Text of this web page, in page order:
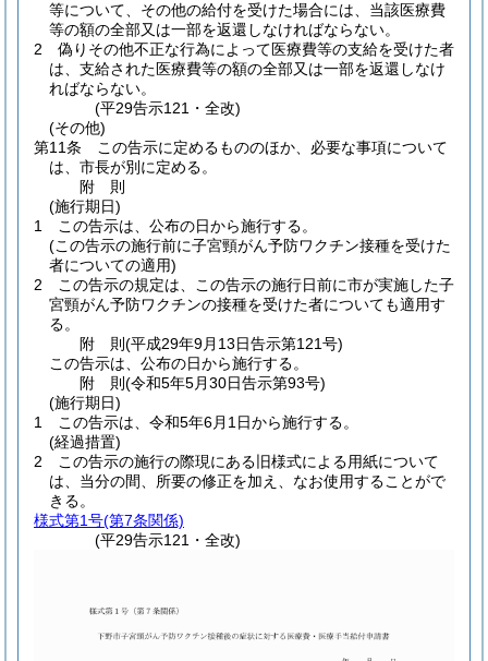
等について、その他の給付を受けた場合には、当該医療費
等の額の全部又は一部を返還しなければならない。
2
偽りその他不正な行為によって医療費等の支給を受けた者
は、支給された医療費等の額の全部又は一部を返還しなけ
ればならない。
(平29告示121・全改)
(その他)
第11条
この告示に定めるもののほか、必要な事項について
は、市長が別に定める。
附 則
(施行期日)
1
この告示は、公布の日から施行する。
(この告示の施行前に子宮頸がん予防ワクチン接種を受けた
者についての適用)
2
この告示の規定は、この告示の施行日前に市が実施した子
宮頸がん予防ワクチンの接種を受けた者についても適用す
る。
附 則(平成29年9月13日告示第121号)
この告示は、公布の日から施行する。
附 則(令和5年5月30日告示第93号)
(施行期日)
1
この告示は、令和5年6月1日から施行する。
(経過措置)
2
この告示の施行の際現にある旧様式による用紙について
は、当分の間、所要の修正を加え、なお使用することがで
きる。
様式第1号(第7条関係)
(平29告示121・全改)